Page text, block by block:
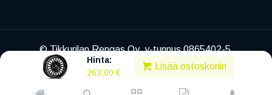
Hinta:
263,00 €
Lisää ostoskoriin
© Tikkurilan Rengas Oy, y-tunnus 0865402-5
|Tietosuojaseloste